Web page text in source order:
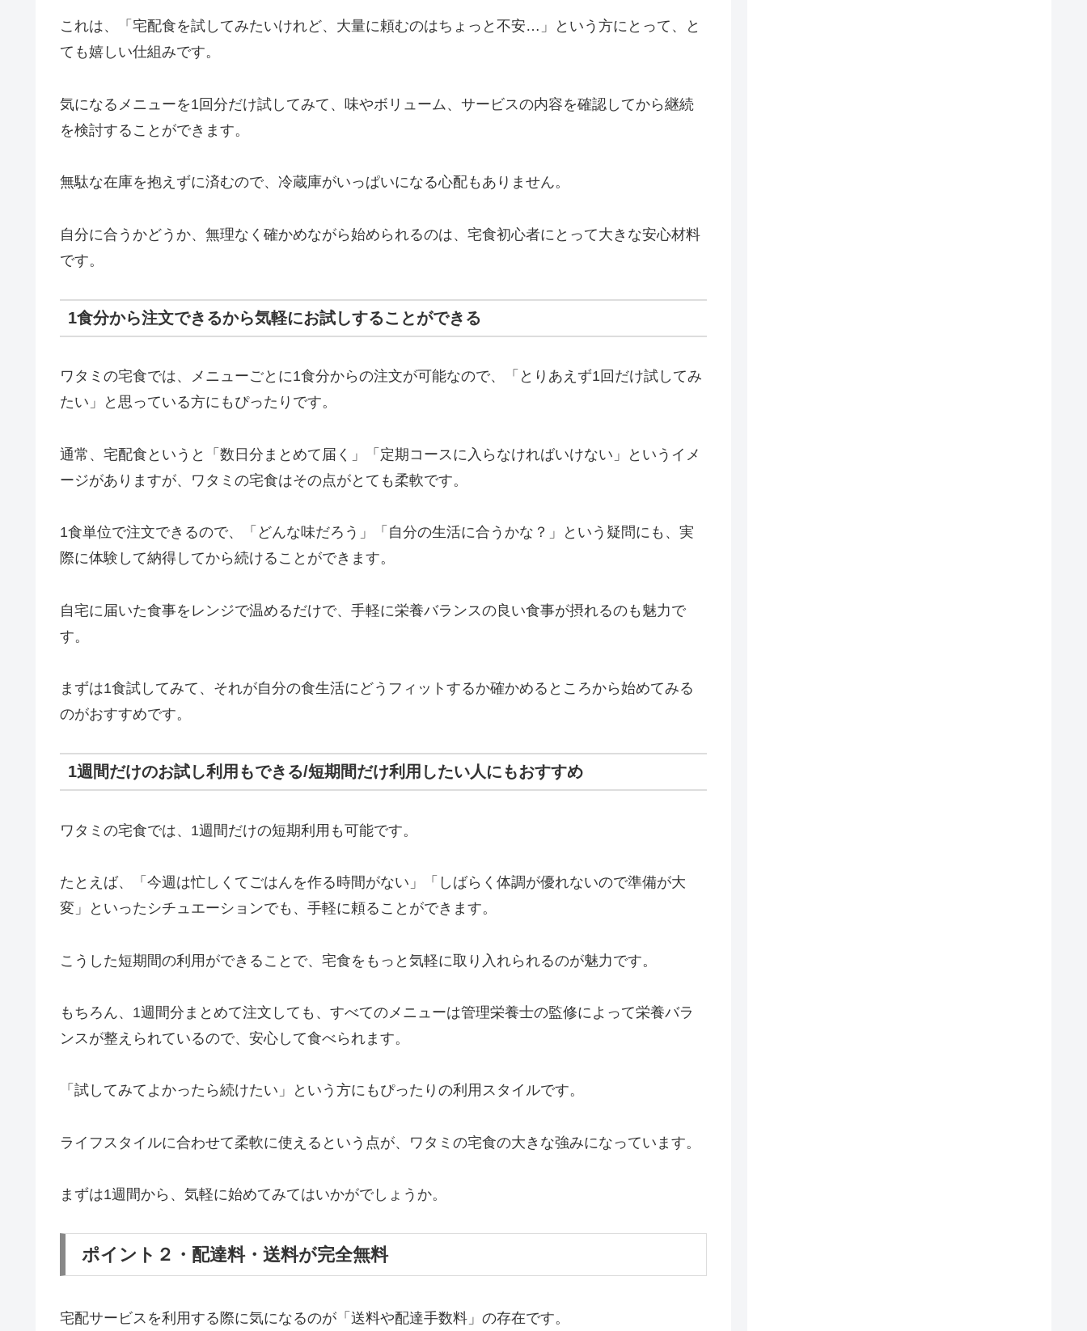
これは、「宅配食を試してみたいけれど、大量に頼むのはちょっと不安…」という方にとって、と
ても嬉しい仕組みです。
気になるメニューを1回分だけ試してみて、味やボリューム、サービスの内容を確認してから継続
を検討することができます。
無駄な在庫を抱えずに済むので、冷蔵庫がいっぱいになる心配もありません。
自分に合うかどうか、無理なく確かめながら始められるのは、宅食初心者にとって大きな安心材料
です。
1食分から注文できるから気軽にお試しすることができる
ワタミの宅食では、メニューごとに1食分からの注文が可能なので、「とりあえず1回だけ試してみ
たい」と思っている方にもぴったりです。
通常、宅配食というと「数日分まとめて届く」「定期コースに入らなければいけない」というイメ
ージがありますが、ワタミの宅食はその点がとても柔軟です。
1食単位で注文できるので、「どんな味だろう」「自分の生活に合うかな？」という疑問にも、実
際に体験して納得してから続けることができます。
自宅に届いた食事をレンジで温めるだけで、手軽に栄養バランスの良い食事が摂れるのも魅力で
す。
まずは1食試してみて、それが自分の食生活にどうフィットするか確かめるところから始めてみる
のがおすすめです。
1週間だけのお試し利用もできる/短期間だけ利用したい人にもおすすめ
ワタミの宅食では、1週間だけの短期利用も可能です。
たとえば、「今週は忙しくてごはんを作る時間がない」「しばらく体調が優れないので準備が大
変」といったシチュエーションでも、手軽に頼ることができます。
こうした短期間の利用ができることで、宅食をもっと気軽に取り入れられるのが魅力です。
もちろん、1週間分まとめて注文しても、すべてのメニューは管理栄養士の監修によって栄養バラ
ンスが整えられているので、安心して食べられます。
「試してみてよかったら続けたい」という方にもぴったりの利用スタイルです。
ライフスタイルに合わせて柔軟に使えるという点が、ワタミの宅食の大きな強みになっています。
まずは1週間から、気軽に始めてみてはいかがでしょうか。
ポイント２・配達料・送料が完全無料
宅配サービスを利用する際に気になるのが「送料や配達手数料」の存在です。